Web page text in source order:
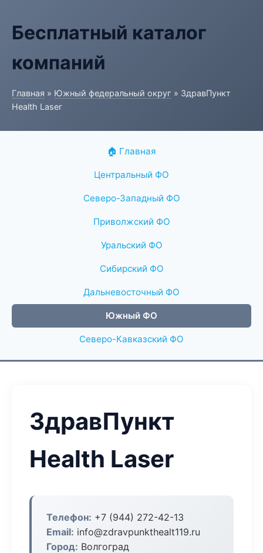
Бесплатный каталог
компаний
Главная » Южный федеральный округ » ЗдравПункт
Health Laser
🏠 Главная
Центральный ФО
Северо-Западный ФО
Приволжский ФО
Уральский ФО
Сибирский ФО
Дальневосточный ФО
Южный ФО
Северо-Кавказский ФО
ЗдравПункт
Health Laser
Телефон: +7 (944) 272-42-13
Email: info@zdravpunkthealt119.ru
Город: Волгоград